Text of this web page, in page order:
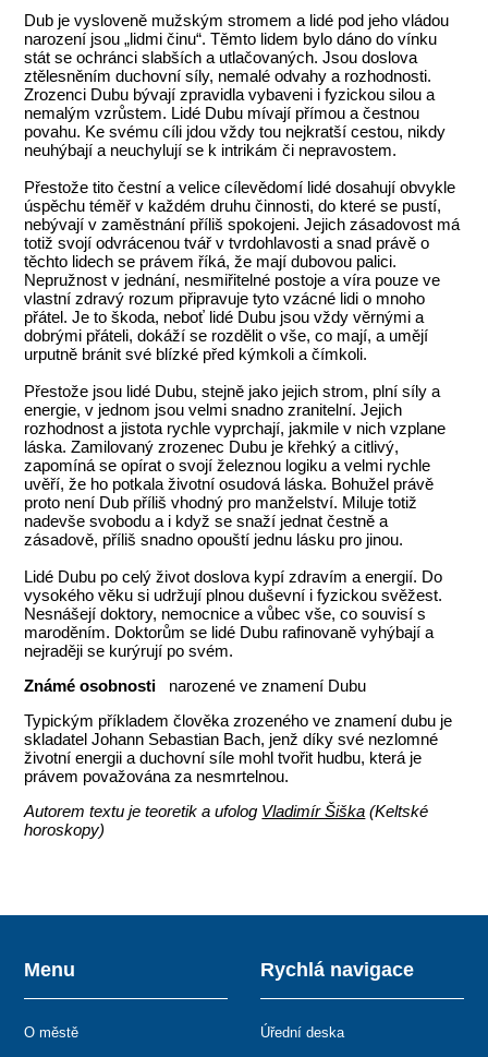
Dub je vysloveně mužským stromem a lidé pod jeho vládou
narození jsou „lidmi činu“. Těmto lidem bylo dáno do vínku
stát se ochránci slabších a utlačovaných. Jsou doslova
ztělesněním duchovní síly, nemalé odvahy a rozhodnosti.
Zrozenci Dubu bývají zpravidla vybaveni i fyzickou silou a
nemalým vzrůstem. Lidé Dubu mívají přímou a čestnou
povahu. Ke svému cíli jdou vždy tou nejkratší cestou, nikdy
neuhýbají a neuchylují se k intrikám či nepravostem.
Přestože tito čestní a velice cílevědomí lidé dosahují obvykle
úspěchu téměř v každém druhu činnosti, do které se pustí,
nebývají v zaměstnání příliš spokojeni. Jejich zásadovost má
totiž svojí odvrácenou tvář v tvrdohlavosti a snad právě o
těchto lidech se právem říká, že mají dubovou palici.
Nepružnost v jednání, nesmiřitelné postoje a víra pouze ve
vlastní zdravý rozum připravuje tyto vzácné lidi o mnoho
přátel. Je to škoda, neboť lidé Dubu jsou vždy věrnými a
dobrými přáteli, dokáží se rozdělit o vše, co mají, a umějí
urputně bránit své blízké před kýmkoli a čímkoli.
Přestože jsou lidé Dubu, stejně jako jejich strom, plní síly a
energie, v jednom jsou velmi snadno zranitelní. Jejich
rozhodnost a jistota rychle vyprchají, jakmile v nich vzplane
láska. Zamilovaný zrozenec Dubu je křehký a citlivý,
zapomíná se opírat o svojí železnou logiku a velmi rychle
uvěří, že ho potkala životní osudová láska. Bohužel právě
proto není Dub příliš vhodný pro manželství. Miluje totiž
nadevše svobodu a i když se snaží jednat čestně a
zásadově, příliš snadno opouští jednu lásku pro jinou.
Lidé Dubu po celý život doslova kypí zdravím a energií. Do
vysokého věku si udržují plnou duševní i fyzickou svěžest.
Nesnášejí doktory, nemocnice a vůbec vše, co souvisí s
maroděním. Doktorům se lidé Dubu rafinovaně vyhýbají a
nejraději se kurýrují po svém.
Známé osobnosti
narozené ve znamení Dubu
Typickým příkladem člověka zrozeného ve znamení dubu je
skladatel Johann Sebastian Bach, jenž díky své nezlomné
životní energii a duchovní síle mohl tvořit hudbu, která je
právem považována za nesmrtelnou.
Autorem textu je teoretik a ufolog Vladimír Šiška (Keltské
horoskopy)
Menu
O městě
Rychlá navigace
Úřední deska